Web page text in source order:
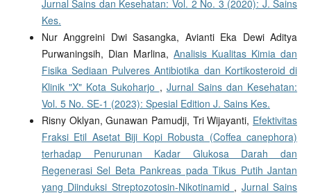
Jurnal Sains dan Kesehatan: Vol. 2 No. 3 (2020): J. Sains
Kes.
Nur Anggreini Dwi Sasangka, Avianti Eka Dewi Aditya
Purwaningsih, Dian Marlina, Analisis Kualitas Kimia dan
Fisika Sediaan Pulveres Antibiotika dan Kortikosteroid di
Klinik "X" Kota Sukoharjo , Jurnal Sains dan Kesehatan:
Vol. 5 No. SE-1 (2023): Spesial Edition J. Sains Kes.
Risny Oklyan, Gunawan Pamudji, Tri Wijayanti, Efektivitas
Fraksi Etil Asetat Biji Kopi Robusta (Coffea canephora)
terhadap Penurunan Kadar Glukosa Darah dan
Regenerasi Sel Beta Pankreas pada Tikus Putih Jantan
yang Diinduksi Streptozotosin-Nikotinamid , Jurnal Sains